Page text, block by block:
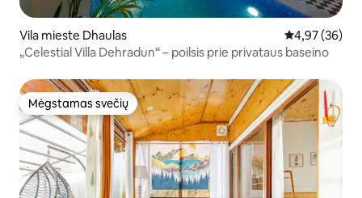
Vila mieste Dhaulas Vidutinis
4,97 (36)
„Celestial Villa Dehradun“ – poilsis prie privataus baseino
Mėgstamas svečių
Mėgstamas svečių